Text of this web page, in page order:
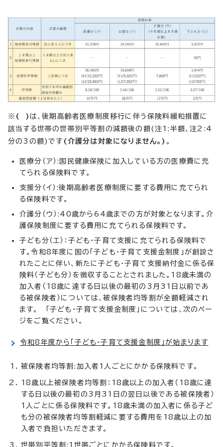
※ ( ) は、後期高齢者医療制度移行に伴う保険料緩和措置に
該当する世帯の世帯別平等割の減額後の額(注1:半額、注2:4
分の3の額)です (介護分は対象になりません。) 。
医療分（ア）:国民健康保険に加入している方の医療費に充
てられる保険料です。
支援分（イ）:後期高齢者医療制度に要する費用に充てられ
る保険料です。
介護分（ウ）:40歳から64歳までの方が対象となります。介
護保険制度に要する費用に充てられる保険料です。
子ども分（エ）：子ども・子育て支援に充てられる保険料で
す。令和8年度に国の「子ども・子育て支援金制度」が創設さ
れたことに伴い、新たに子ども・子育て支援納付金に係る保
険料（子ども分）を徴収することとされました。18歳未満の
加入者（18歳に達する日以後の最初の3月31日以前であ
る被保険者）については、被保険者均等割が全額軽減され
ます。 「子ども・子育て支援金制度」については、次のペー
ジをご覧ください。
令和8年度から「子ども・子育て支援金制度」が始まります
被保険者均等割:加入者1人ごとにかかる保険料です。
18歳以上被保険者均等割：18歳以上の加入者（18歳に達
する日以後の最初の3月31日の翌日以後である被保険者）
1人ごとに係る保険料です。18歳未満の加入者に係る子ど
も分の被保険者均等割軽減に要する費用を18歳以上の加
入者で負担いただきます。
世帯別平等割:1世帯ごとにかかる保険料です。